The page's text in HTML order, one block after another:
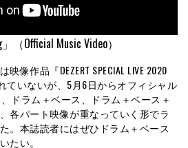
」（Official Music Video）
像作品『DEZERT SPECIAL LIVE 2020
ていないが、5月6日からオフィシャル
、ドラム＋ベース、ドラム＋ベース＋
各パート映像が重なっていく形でラ
。本誌読者にはぜひドラム＋ベース
たい。